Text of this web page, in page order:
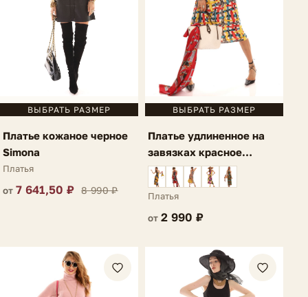
ВЫБРАТЬ РАЗМЕР
Платье кожаное черное
Simona
Платья
от 7 641,50 ₽ 8 990 ₽
ВЫБРАТЬ РАЗМЕР
Платье удлиненное на
завязках красное
Cosmio
Платья
от2 990 ₽